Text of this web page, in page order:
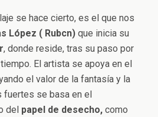
se hace cierto, es el que nos
López ( Rubcn) que inicia su
, donde reside, tras su paso por
El artista se apoya en el
el valor de la fantasía y la
fuertes se basa en el
del papel de desecho, como